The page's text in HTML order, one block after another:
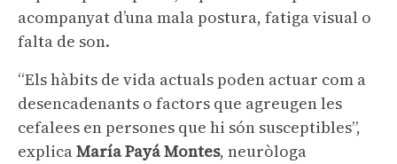
acompanyat d’una mala postura, fatiga visual o
falta de son.
“Els hàbits de vida actuals poden actuar com a
desencadenants o factors que agreugen les
cefalees en persones que hi són susceptibles”,
explicaMaría Payá Montes, neuròloga